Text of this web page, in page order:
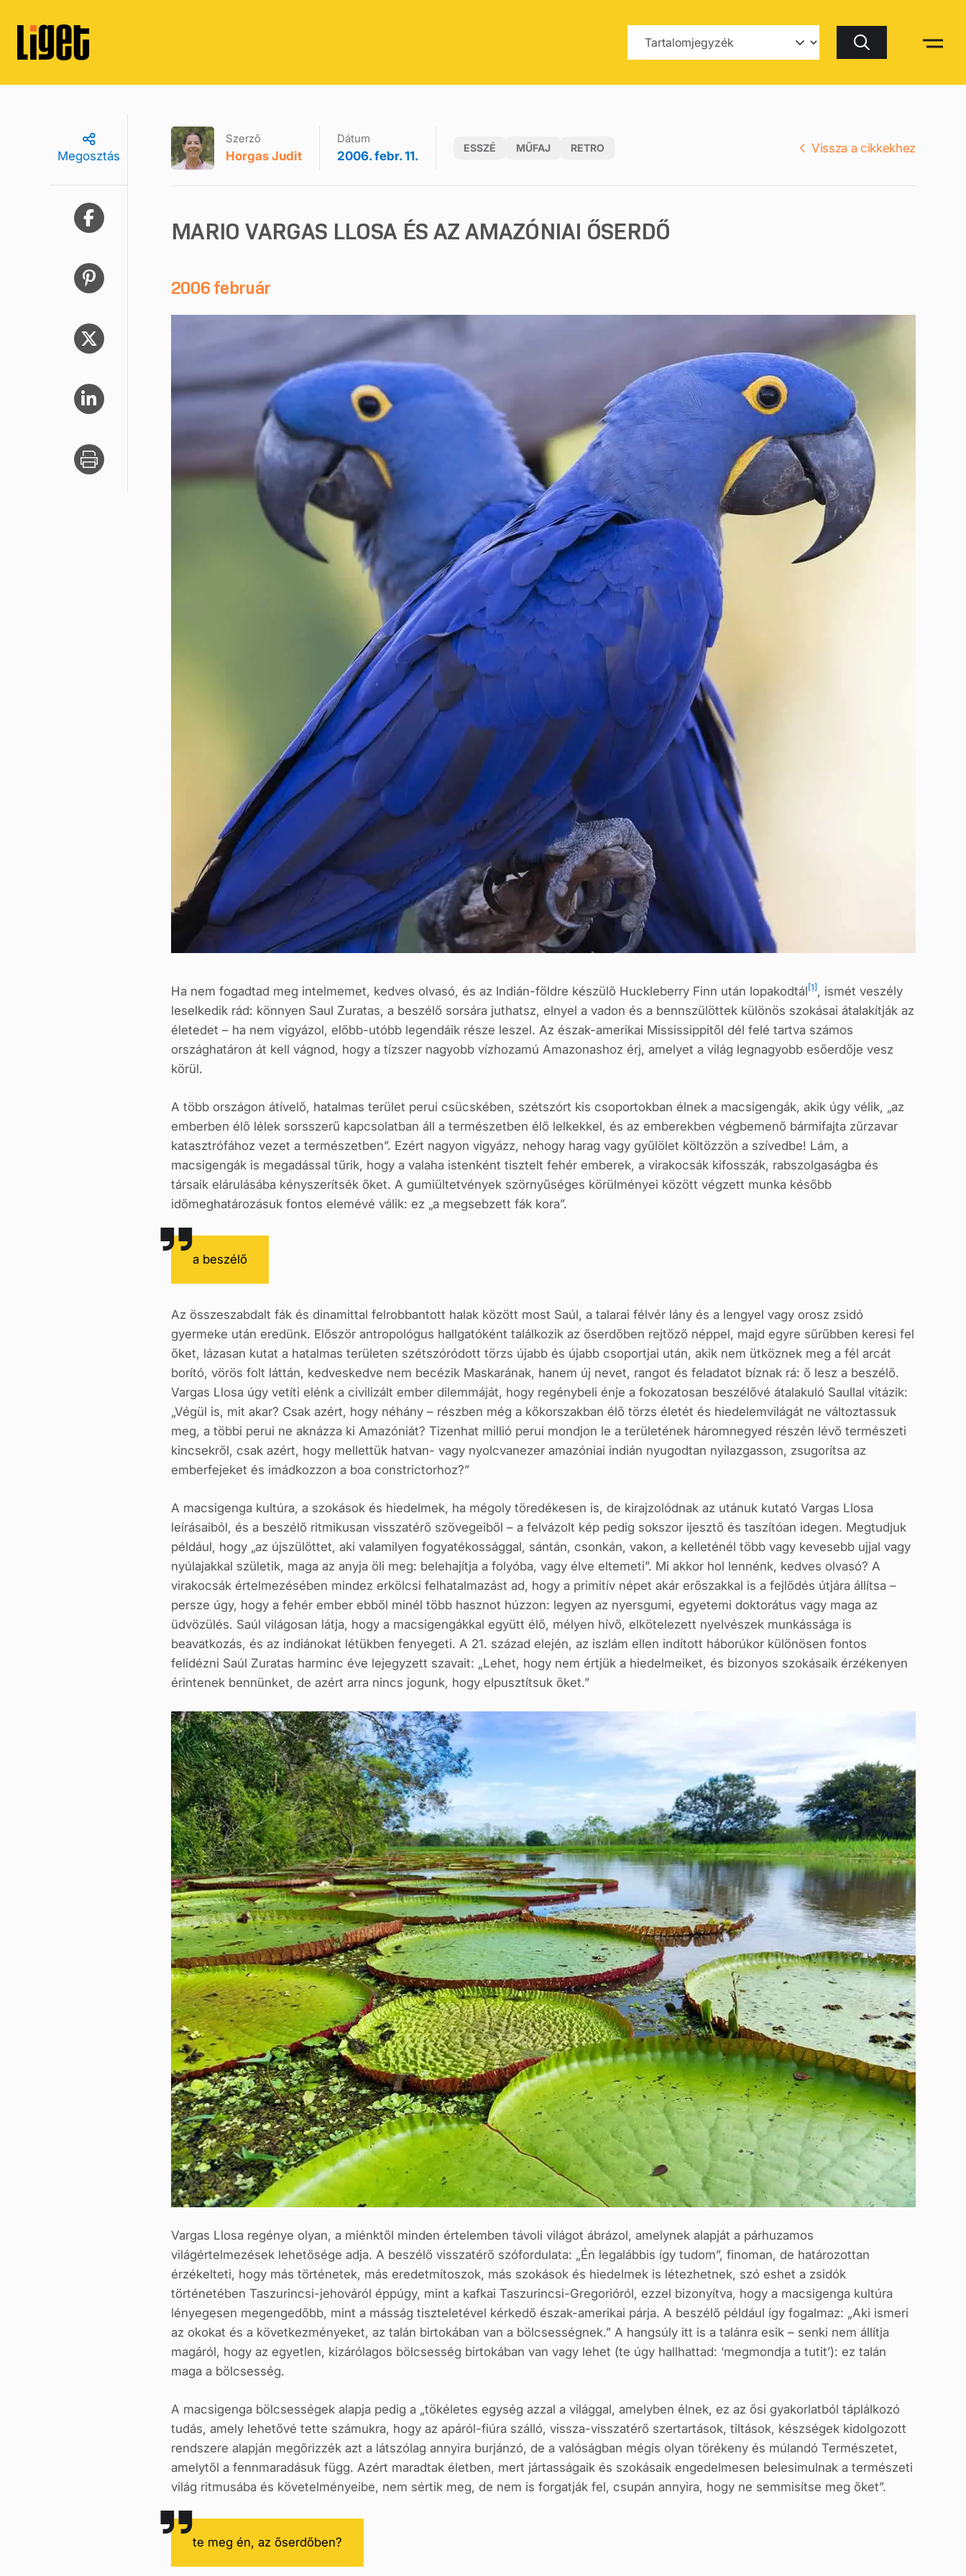
Keresés
Megosztás
Szerző
Horgas Judit
Dátum
2006. febr. 11.
ESSZÉ MŰFAJ RETRO Vissza a cikkekhez
MARIO VARGAS LLOSA ÉS AZ AMAZÓNIAI ŐSERDŐ
2006 február
Ha nem fogadtad meg intelmemet, kedves olvasó, és az Indián-földre készülő Huckleberry Finn után lopakodtál [1] , ismét veszély
leselkedik rád: könnyen Saul Zuratas, a beszélő sorsára juthatsz, elnyel a vadon és a bennszülöttek különös szokásai átalakítják az
életedet – ha nem vigyázol, előbb-utóbb legendáik része leszel. Az észak-amerikai Mississippitől dél felé tartva számos
országhatáron át kell vágnod, hogy a tízszer nagyobb vízhozamú Amazonashoz érj, amelyet a világ legnagyobb esőerdője vesz
körül.
A több országon átívelő, hatalmas terület perui csücskében, szétszórt kis csoportokban élnek a macsigengák, akik úgy vélik, „az
emberben élő lélek sorsszerű kapcsolatban áll a természetben élő lelkekkel, és az emberekben végbemenő bármifajta zűrzavar
katasztrófához vezet a természetben”. Ezért nagyon vigyázz, nehogy harag vagy gyűlölet költözzön a szívedbe! Lám, a
macsigengák is megadással tűrik, hogy a valaha istenként tisztelt fehér emberek, a virakocsák kifosszák, rabszolgaságba és
társaik elárulásába kényszerítsék őket. A gumiültetvények szörnyűséges körülményei között végzett munka később
időmeghatározásuk fontos elemévé válik: ez „a megsebzett fák kora”.
a beszélő
Az összeszabdalt fák és dinamittal felrobbantott halak között most Saúl, a talarai félvér lány és a lengyel vagy orosz zsidó
gyermeke után eredünk. Először antropológus hallgatóként találkozik az őserdőben rejtőző néppel, majd egyre sűrűbben keresi fel
őket, lázasan kutat a hatalmas területen szétszóródott törzs újabb és újabb csoportjai után, akik nem ütköznek meg a fél arcát
borító, vörös folt láttán, kedveskedve nem becézik Maskarának, hanem új nevet, rangot és feladatot bíznak rá: ő lesz a beszélő.
Vargas Llosa úgy vetíti elénk a civilizált ember dilemmáját, hogy regénybeli énje a fokozatosan beszélővé átalakuló Saullal vitázik:
„Végül is, mit akar? Csak azért, hogy néhány – részben még a kőkorszakban élő törzs életét és hiedelemvilágát ne változtassuk
meg, a többi perui ne aknázza ki Amazóniát? Tizenhat millió perui mondjon le a területének háromnegyed részén lévő természeti
kincsekről, csak azért, hogy mellettük hatvan- vagy nyolcvanezer amazóniai indián nyugodtan nyilazgasson, zsugorítsa az
emberfejeket és imádkozzon a boa constrictorhoz?”
A macsigenga kultúra, a szokások és hiedelmek, ha mégoly töredékesen is, de kirajzolódnak az utánuk kutató Vargas Llosa
leírásaiból, és a beszélő ritmikusan visszatérő szövegeiből – a felvázolt kép pedig sokszor ijesztő és taszítóan idegen. Megtudjuk
például, hogy „az újszülöttet, aki valamilyen fogyatékossággal, sántán, csonkán, vakon, a kelleténél több vagy kevesebb ujjal vagy
nyúlajakkal születik, maga az anyja öli meg: belehajítja a folyóba, vagy élve eltemeti”. Mi akkor hol lennénk, kedves olvasó? A
virakocsák értelmezésében mindez erkölcsi felhatalmazást ad, hogy a primitív népet akár erőszakkal is a fejlődés útjára állítsa –
persze úgy, hogy a fehér ember ebből minél több hasznot húzzon: legyen az nyersgumi, egyetemi doktorátus vagy maga az
üdvözülés. Saúl világosan látja, hogy a macsigengákkal együtt élő, mélyen hívő, elkötelezett nyelvészek munkássága is
beavatkozás, és az indiánokat létükben fenyegeti. A 21. század elején, az iszlám ellen indított háborúkor különösen fontos
felidézni Saúl Zuratas harminc éve lejegyzett szavait: „Lehet, hogy nem értjük a hiedelmeiket, és bizonyos szokásaik érzékenyen
érintenek bennünket, de azért arra nincs jogunk, hogy elpusztítsuk őket.”
Vargas Llosa regénye olyan, a miénktől minden értelemben távoli világot ábrázol, amelynek alapját a párhuzamos
világértelmezések lehetősége adja. A beszélő visszatérő szófordulata: „Én legalábbis így tudom”, finoman, de határozottan
érzékelteti, hogy más történetek, más eredetmítoszok, más szokások és hiedelmek is létezhetnek, szó eshet a zsidók
történetében Taszurincsi-jehováról éppúgy, mint a kafkai Taszurincsi-Gregorióról, ezzel bizonyítva, hogy a macsigenga kultúra
lényegesen megengedőbb, mint a másság tiszteletével kérkedő észak-amerikai párja. A beszélő például így fogalmaz: „Aki ismeri
az okokat és a következményeket, az talán birtokában van a bölcsességnek.” A hangsúly itt is a talánra esik – senki nem állítja
magáról, hogy az egyetlen, kizárólagos bölcsesség birtokában van vagy lehet (te úgy hallhattad: ‘megmondja a tutit’): ez talán
maga a bölcsesség.
A macsigenga bölcsességek alapja pedig a „tökéletes egység azzal a világgal, amelyben élnek, ez az ősi gyakorlatból táplálkozó
tudás, amely lehetővé tette számukra, hogy az apáról-fiúra szálló, vissza-visszatérő szertartások, tiltások, készségek kidolgozott
rendszere alapján megőrizzék azt a látszólag annyira burjánzó, de a valóságban mégis olyan törékeny és múlandó Természetet,
amelytől a fennmaradásuk függ. Azért maradtak életben, mert jártasságaik és szokásaik engedelmesen belesimulnak a természeti
világ ritmusába és követelményeibe, nem sértik meg, de nem is forgatják fel, csupán annyira, hogy ne semmisítse meg őket”.
te meg én, az őserdőben?